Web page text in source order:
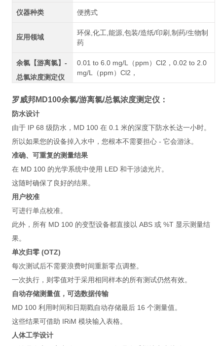
仪器种类 便携式
应用领域
环保,化工,能源,包装/造纸/印刷,制药/生物制
药
余氯【游离氯】-
总氯浓度测定仪
0.01 to 6.0 mg/L（ppm）Cl2，0.02 to 2.0
mg/L（ppm）Cl2，
罗威邦MD100余氯/游离氯/总氯浓度测定仪：
防水设计
由于 IP 68 级防水，MD 100 在 0.1 米的深度下防水长达一小时。
所以如果您的设备掉入水中，您根本不需要担心 - 它会游泳。
准确、可重复的测量结果
在 MD 100 的光学系统中使用 LED 和干涉滤光片。
这随时确保了良好的结果。
用户校准
可进行单点校准。
此外，所有 MD 100 的变型设备都直接以 ABS 或 %T 显示测量结
果。
单次归零 (OTZ)
每次测试后不需要浪费时间重新零点调整。
一次执行，则零值对于采用相同样本的所有测试仍然有效。
自动存储测量值，可选数据传输
MD 100 利用时间和日期戳自动存储最后 16 个测量值。
这些结果可借助 IRiM 模块输入表格。
人体工学设计